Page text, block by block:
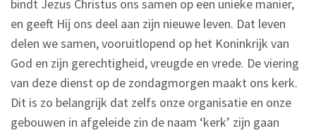
bindt Jezus Christus ons samen op een unieke manier,
en geeft Hij ons deel aan zijn nieuwe leven. Dat leven
delen we samen, vooruitlopend op het Koninkrijk van
God en zijn gerechtigheid, vreugde en vrede. De viering
van deze dienst op de zondagmorgen maakt ons kerk.
Dit is zo belangrijk dat zelfs onze organisatie en onze
gebouwen in afgeleide zin de naam ‘kerk’ zijn gaan